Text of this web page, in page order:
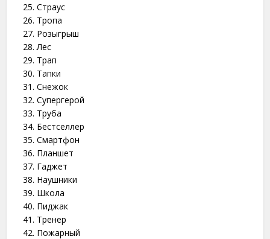
Страус
Тропа
Розыгрыш
Лес
Трап
Тапки
Снежок
Супергерой
Труба
Бестселлер
Смартфон
Планшет
Гаджет
Наушники
Школа
Пиджак
Тренер
Пожарный